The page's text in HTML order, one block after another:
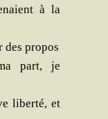
à la
des propos
part, je
liber­té, et